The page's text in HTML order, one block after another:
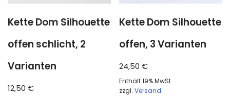
Kette Dom Silhouette
offen schlicht, 2
Varianten
12,50 €
Kette Dom Silhouette
offen, 3 Varianten
24,50€
Enthält 19% MwSt.
zzgl.Versand